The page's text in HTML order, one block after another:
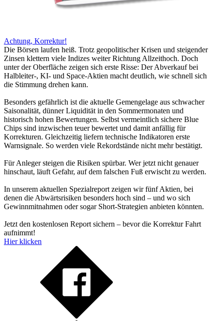
Achtung, Korrektur!
Die Börsen laufen heiß. Trotz geopolitischer Krisen und steigender
Zinsen klettern viele Indizes weiter Richtung Allzeithoch. Doch
unter der Oberfläche zeigen sich erste Risse: Der Abverkauf bei
Halbleiter-, KI- und Space-Aktien macht deutlich, wie schnell sich
die Stimmung drehen kann.
Besonders gefährlich ist die aktuelle Gemengelage aus schwacher
Saisonalität, dünner Liquidität in den Sommermonaten und
historisch hohen Bewertungen. Selbst vermeintlich sichere Blue
Chips sind inzwischen teuer bewertet und damit anfällig für
Korrekturen. Gleichzeitig liefern technische Indikatoren erste
Warnsignale. So werden viele Rekordstände nicht mehr bestätigt.
Für Anleger steigen die Risiken spürbar. Wer jetzt nicht genauer
hinschaut, läuft Gefahr, auf dem falschen Fuß erwischt zu werden.
In unserem aktuellen Spezialreport zeigen wir fünf Aktien, bei
denen die Abwärtsrisiken besonders hoch sind – und wo sich
Gewinnmitnahmen oder sogar Short-Strategien anbieten könnten.
Jetzt den kostenlosen Report sichern – bevor die Korrektur Fahrt
aufnimmt!
Hier klicken